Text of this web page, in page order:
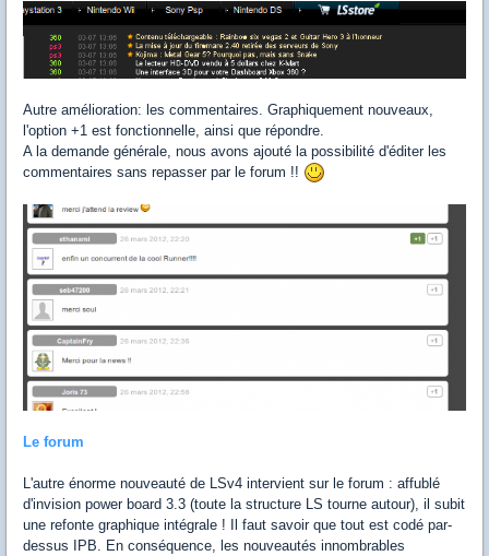
Autre amélioration: les commentaires. Graphiquement nouveaux,
l'option +1 est fonctionnelle, ainsi que répondre.
A la demande générale, nous avons ajouté la possibilité d'éditer les
commentaires sans repasser par le forum !!
Le forum
L'autre énorme nouveauté de LSv4 intervient sur le forum : affublé
d'invision power board 3.3 (toute la structure LS tourne autour), il subit
une refonte graphique intégrale ! Il faut savoir que tout est codé par-
dessus IPB. En conséquence, les nouveautés innombrables